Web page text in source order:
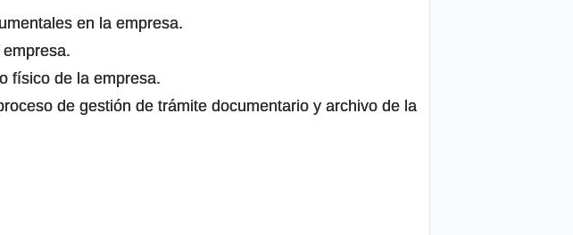
en la empresa.
físico de la empresa.
de gestión de trámite documentario y archivo de la